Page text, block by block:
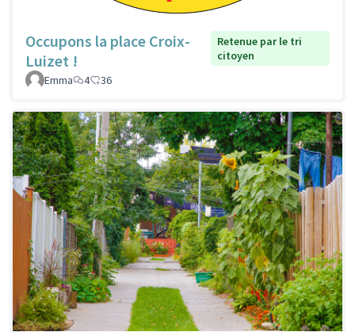
Occupons la place Croix-
Luizet !
Retenue par le tri
citoyen
Emma
4 36